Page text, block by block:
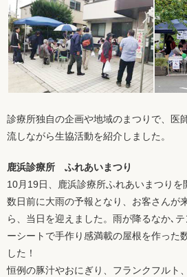
診療所独自の企画や地域のまつりで、医
流しながら生協活動を紹介しました。
鹿浜診療所 ふれあいまつり
10月19日、鹿浜診療所ふれあいまつりを
数日前に大雨の予報となり、お客さんが
ら、当日を迎えました。雨が降るなか､
ーシートで手作り感満載の屋根を作った
した！
恒例の豚汁やおにぎり、フランクフルト